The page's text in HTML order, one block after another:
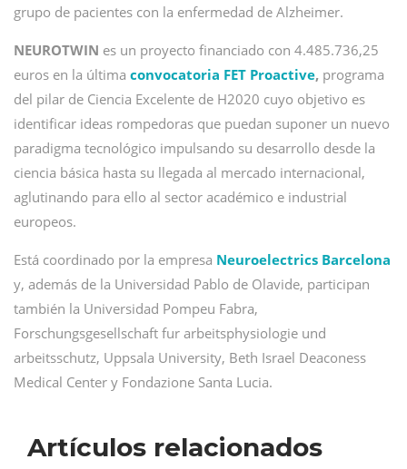
grupo de pacientes con la enfermedad de Alzheimer.
NEUROTWIN es un proyecto financiado con 4.485.736,25
euros en la última convocatoria FET Proactive, programa
del pilar de Ciencia Excelente de H2020 cuyo objetivo es
identificar ideas rompedoras que puedan suponer un nuevo
paradigma tecnológico impulsando su desarrollo desde la
ciencia básica hasta su llegada al mercado internacional,
aglutinando para ello al sector académico e industrial
europeos.
Está coordinado por la empresa Neuroelectrics Barcelona
y, además de la Universidad Pablo de Olavide, participan
también la Universidad Pompeu Fabra,
Forschungsgesellschaft fur arbeitsphysiologie und
arbeitsschutz, Uppsala University, Beth Israel Deaconess
Medical Center y Fondazione Santa Lucia.
Artículos relacionados